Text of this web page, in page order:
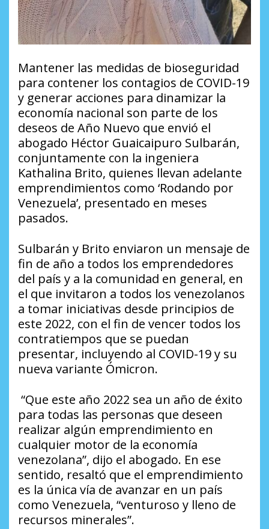
Mantener las medidas de bioseguridad
para contener los contagios de COVID-19
y generar acciones para dinamizar la
economía nacional son parte de los
deseos de Año Nuevo que envió el
abogado Héctor Guaicaipuro Sulbarán,
conjuntamente con la ingeniera
Kathalina Brito, quienes llevan adelante
emprendimientos como ‘Rodando por
Venezuela’, presentado en meses
pasados.
Sulbarán y Brito enviaron un mensaje de
fin de año a todos los emprendedores
del país y a la comunidad en general, en
el que invitaron a todos los venezolanos
a tomar iniciativas desde principios de
este 2022, con el fin de vencer todos los
contratiempos que se puedan
presentar, incluyendo al COVID-19 y su
nueva variante Ómicron.
“Que este año 2022 sea un año de éxito
para todas las personas que deseen
realizar algún emprendimiento en
cualquier motor de la economía
venezolana”, dijo el abogado. En ese
sentido, resaltó que el emprendimiento
es la única vía de avanzar en un país
como Venezuela, “venturoso y lleno de
recursos minerales”.